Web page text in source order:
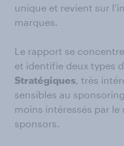
unique et revient sur
marques.
Le rapport se
et identifie deux types
Stratégiques, très
sensibles au
moins intéressés par
sponsors.